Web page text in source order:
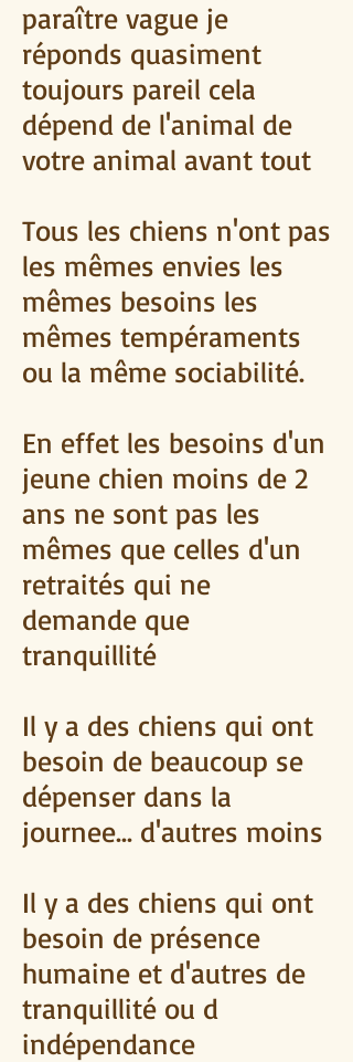
paraître vague je
réponds quasiment
toujours pareil cela
dépend de l'animal de
votre animal avant tout
Tous les chiens n'ont pas
les mêmes envies les
mêmes besoins les
mêmes tempéraments
ou la même sociabilité.
En effet les besoins d'un
jeune chien moins de 2
ans ne sont pas les
mêmes que celles d'un
retraités qui ne
demande que
tranquillité
Il y a des chiens qui ont
besoin de beaucoup se
dépenser dans la
journee... d'autres moins
Il y a des chiens qui ont
besoin de présence
humaine et d'autres de
tranquillité ou d
indépendance